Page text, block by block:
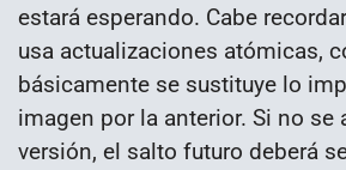
estará esperando. Cabe
usa actualizaciones atómicas,
básicamente se sustituye lo
imagen por la anterior. Si no se
versión, el salto futuro deberá